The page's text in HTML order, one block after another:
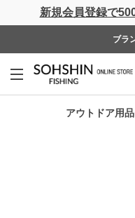
新規会員登録で
ブラ
アウトドア用
ライフベスト ウェーダ
ホーム > RBB >